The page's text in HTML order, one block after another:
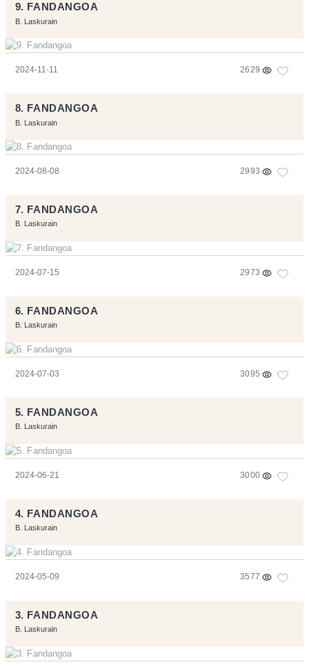
9. FANDANGOA
B. Laskurain
2024-11-11 2629
8. FANDANGOA
B. Laskurain
2024-08-08 2993
7. FANDANGOA
B. Laskurain
2024-07-15 2973
6. FANDANGOA
B. Laskurain
2024-07-03 3095
5. FANDANGOA
B. Laskurain
2024-06-21 3000
4. FANDANGOA
B. Laskurain
2024-05-09 3577
3. FANDANGOA
B. Laskurain